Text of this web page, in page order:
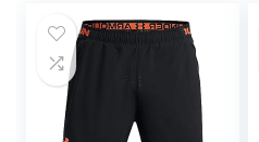
Punten Shorts
Strand Broek Mens
Mode Board Shorts